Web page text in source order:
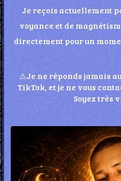
Je reçois actuellement
voyance et de
directement pour un
⚠️Je ne réponds jamais
TikTok, et je ne vous
Soyez très